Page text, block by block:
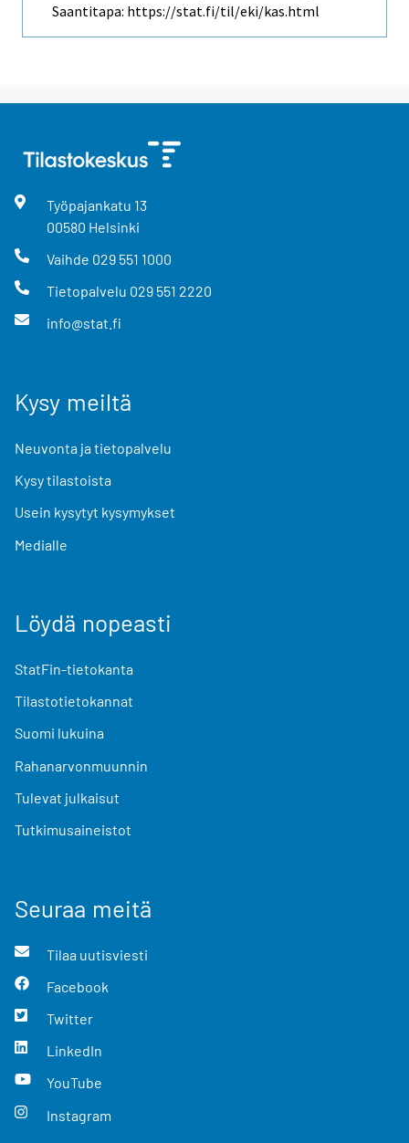
Saantitapa: https://stat.fi/til/eki/kas.html
Työpajankatu 13
00580 Helsinki
Vaihde 029 551 1000
Tietopalvelu 029 551 2220
info@stat.fi
Kysy meiltä
Neuvonta ja tietopalvelu
Kysy tilastoista
Usein kysytyt kysymykset
Medialle
Löydä nopeasti
StatFin-tietokanta
Tilastotietokannat
Suomi lukuina
Rahanarvonmuunnin
Tulevat julkaisut
Tutkimusaineistot
Seuraa meitä
Tilaa uutisviesti
Facebook
Twitter
LinkedIn
YouTube
Instagram